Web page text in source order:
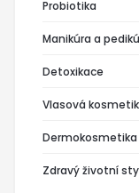
Probiotika
Manikúra a
Detoxikace
Vlasová
Dermokosmetika
Zdravý životní